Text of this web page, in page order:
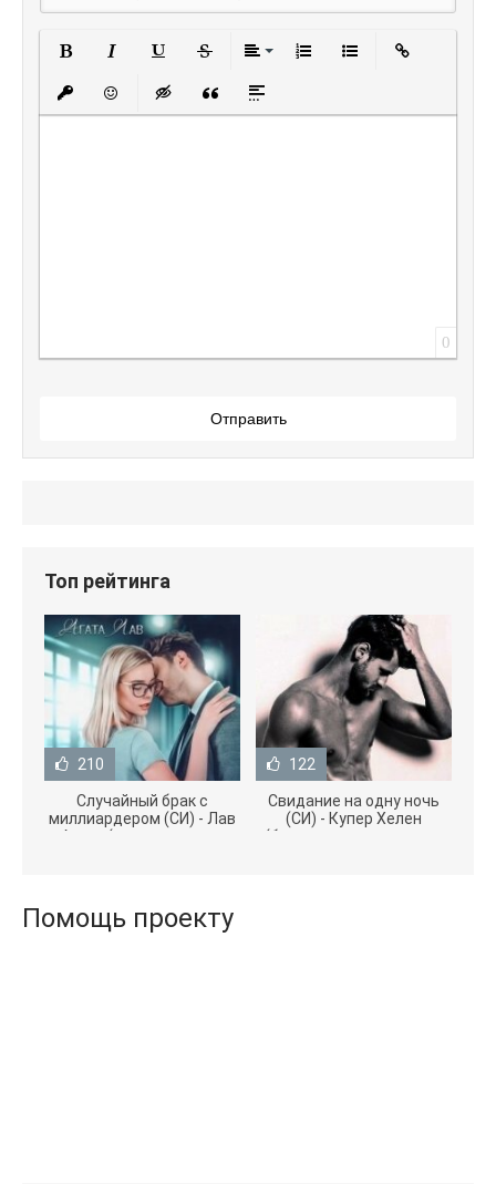
Вставить защищенную ссылку
Вставить смайлик
Вставка скрытого текста
Вставка цитаты
Вставка спойлера
0
Отправить
Топ рейтинга
210
Случайный брак с
миллиардером (СИ) - Лав
Агата (полная версия
122
Свидание на одну ночь
(СИ) - Купер Хелен
(бесплатные серии книг
Помощь проекту